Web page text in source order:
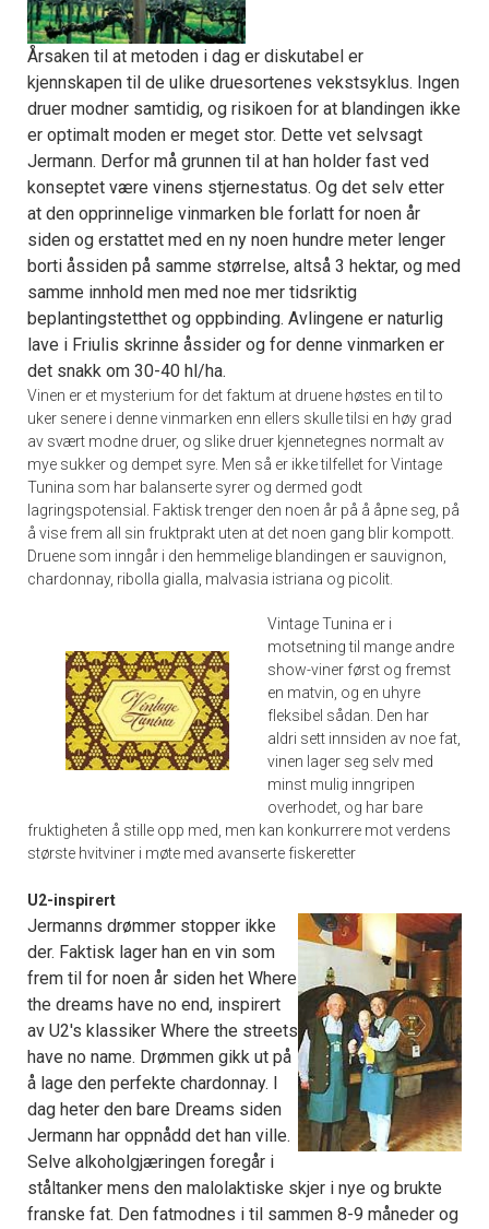
Årsaken til at metoden i dag er diskutabel er
kjennskapen til de ulike druesortenes vekstsyklus. Ingen
druer modner samtidig, og risikoen for at blandingen ikke
er optimalt moden er meget stor. Dette vet selvsagt
Jermann. Derfor må grunnen til at han holder fast ved
konseptet være vinens stjernestatus. Og det selv etter
at den opprinnelige vinmarken ble forlatt for noen år
siden og erstattet med en ny noen hundre meter lenger
borti åssiden på samme størrelse, altså 3 hektar, og med
samme innhold men med noe mer tidsriktig
beplantingstetthet og oppbinding. Avlingene er naturlig
lave i Friulis skrinne åssider og for denne vinmarken er
det snakk om 30-40 hl/ha.
Vinen er et mysterium for det faktum at druene høstes en til to
uker senere i denne vinmarken enn ellers skulle tilsi en høy grad
av svært modne druer, og slike druer kjennetegnes normalt av
mye sukker og dempet syre. Men så er ikke tilfellet for Vintage
Tunina som har balanserte syrer og dermed godt
lagringspotensial. Faktisk trenger den noen år på å åpne seg, på
å vise frem all sin fruktprakt uten at det noen gang blir kompott.
Druene som inngår i den hemmelige blandingen er sauvignon,
chardonnay, ribolla gialla, malvasia istriana og picolit.
Vintage Tunina er i
motsetning til mange andre
show-viner først og fremst
en matvin, og en uhyre
fleksibel sådan. Den har
aldri sett innsiden av noe fat,
vinen lager seg selv med
minst mulig inngripen
overhodet, og har bare
fruktigheten å stille opp med, men kan konkurrere mot verdens
største hvitviner i møte med avanserte fiskeretter
U2-inspirert
Jermanns drømmer stopper ikke
der. Faktisk lager han en vin som
frem til for noen år siden het Where
the dreams have no end, inspirert
av U2's klassiker Where the streets
have no name. Drømmen gikk ut på
å lage den perfekte chardonnay. I
dag heter den bare Dreams siden
Jermann har oppnådd det han ville.
Selve alkoholgjæringen foregår i
ståltanker mens den malolaktiske skjer i nye og brukte
franske fat. Den fatmodnes i til sammen 8-9 måneder og